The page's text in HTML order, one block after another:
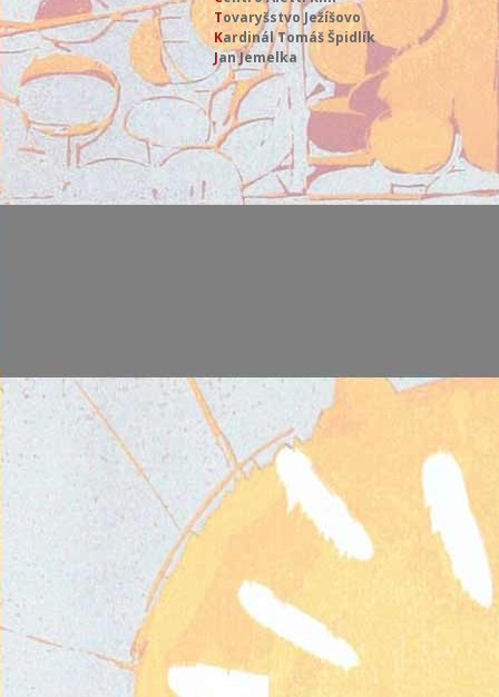
Tovaryšstvo Ježíšovo
Kardinál Tomáš Špidlík
Jan Jemelka